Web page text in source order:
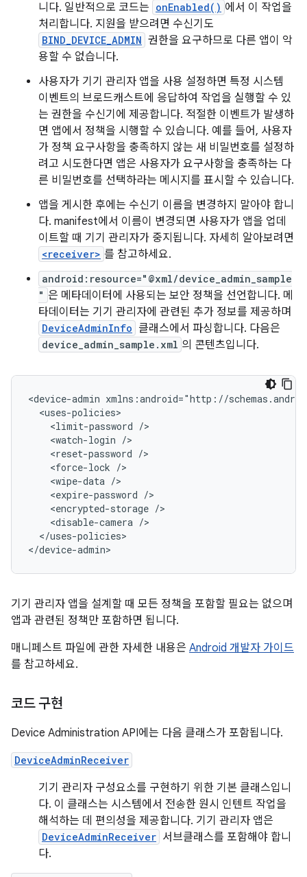
니다. 일반적으로 코드는 onEnabled() 에서 이 작업을
처리합니다. 지원을 받으려면 수신기도
BIND_DEVICE_ADMIN 권한을 요구하므로 다른 앱이 악
용할 수 없습니다.
사용자가 기기 관리자 앱을 사용 설정하면 특정 시스템
이벤트의 브로드캐스트에 응답하여 작업을 실행할 수 있
는 권한을 수신기에 제공합니다. 적절한 이벤트가 발생하
면 앱에서 정책을 시행할 수 있습니다. 예를 들어, 사용자
가 정책 요구사항을 충족하지 않는 새 비밀번호를 설정하
려고 시도한다면 앱은 사용자가 요구사항을 충족하는 다
른 비밀번호를 선택하라는 메시지를 표시할 수 있습니다.
앱을 게시한 후에는 수신기 이름을 변경하지 말아야 합니
다. manifest에서 이름이 변경되면 사용자가 앱을 업데
이트할 때 기기 관리자가 중지됩니다. 자세히 알아보려면
<receiver> 를 참고하세요.
android:resource="@xml/device_admin_sample
" 은 메타데이터에 사용되는 보안 정책을 선언합니다. 메
타데이터는 기기 관리자에 관련된 추가 정보를 제공하며
DeviceAdminInfo 클래스에서 파싱합니다. 다음은
device_admin_sample.xml 의 콘텐츠입니다.
<device-admin
<limit-password
<watch-login
<reset-password
<force-lock
<wipe-data
<expire-password
<encrypted-storage
<disable-camera
</uses-policies>
</device-admin>
기기 관리자 앱을 설계할 때 모든 정책을 포함할 필요는 없으며
앱과 관련된 정책만 포함하면 됩니다.
매니페스트 파일에 관한 자세한 내용은 Android 개발자 가이드
를 참고하세요.
코드 구현
Device Administration API에는 다음 클래스가 포함됩니다.
DeviceAdminReceiver
기기 관리자 구성요소를 구현하기 위한 기본 클래스입니
다. 이 클래스는 시스템에서 전송한 원시 인텐트 작업을
해석하는 데 편의성을 제공합니다. 기기 관리자 앱은
DeviceAdminReceiver 서브클래스를 포함해야 합니
다.